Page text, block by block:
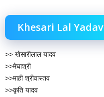
Khesari Lal
>> खेसारीलाल यादव
>>मेघाश्री
>>माही श्रीवास्तव
>>कृति यादव